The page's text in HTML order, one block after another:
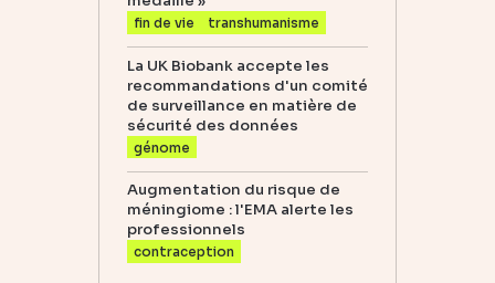
fin de vie transhumanisme
La UK Biobank accepte les
recommandations d'un comité
de surveillance en matière de
sécurité des données
génome
Augmentation du risque de
méningiome : l'EMA alerte les
professionnels
contraception